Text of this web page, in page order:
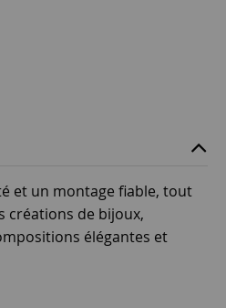
et un montage fiable, tout
créations de bijoux,
élégantes et